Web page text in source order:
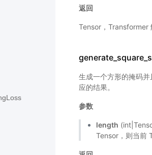
返回
Tensor，Transformer
生成一个方形的掩码
应的结果。
参数
length
Tensor，则当前